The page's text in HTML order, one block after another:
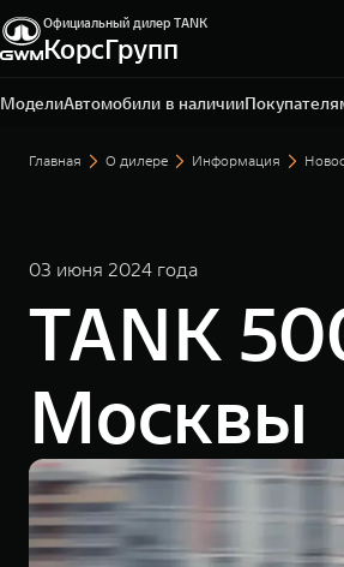
Официальный дилер TANK
КорсГрупп
МоделиАвтомобили в наличии
Тула, ул. Октябрьская, д. 318
+7 (4872) 52-62-50
Главная О дилере Информация
03 июня 2024 года
TANK
Москвы